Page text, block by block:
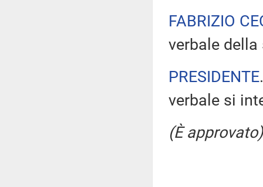
FABRIZIO
verbale
PRESIDENTE
verbale si
(È approvato)